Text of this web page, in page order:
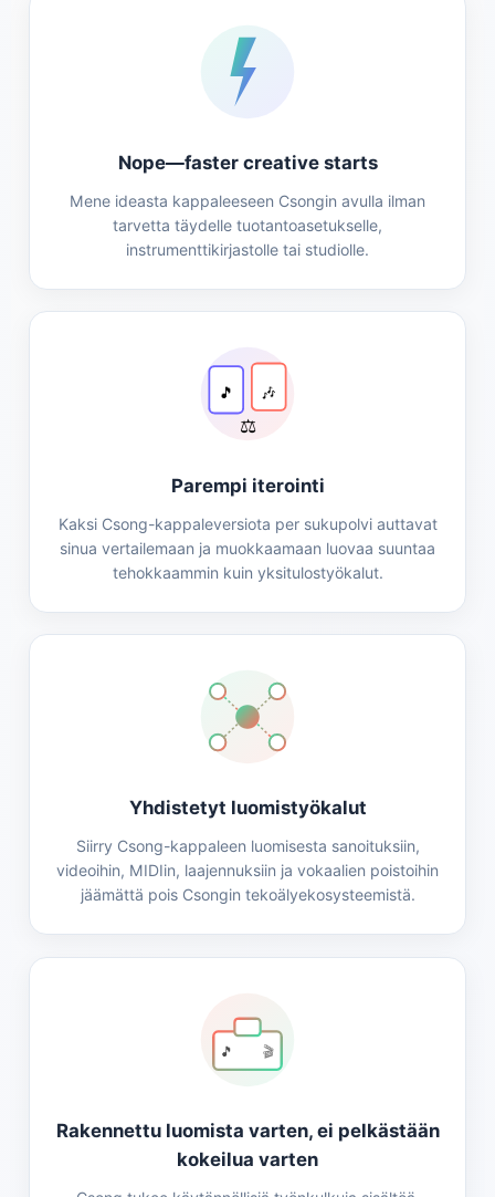
Nope—faster creative starts
Mene ideasta kappaleeseen Csongin avulla ilman
tarvetta täydelle tuotantoasetukselle,
instrumenttikirjastolle tai studiolle.
🎵 🎶
⚖️
Parempi iterointi
Kaksi Csong-kappaleversiota per sukupolvi auttavat
sinua vertailemaan ja muokkaamaan luovaa suuntaa
tehokkaammin kuin yksitulostyökalut.
Yhdistetyt luomistyökalut
Siirry Csong-kappaleen luomisesta sanoituksiin,
videoihin, MIDIin, laajennuksiin ja vokaalien poistoihin
jäämättä pois Csongin tekoälyekosysteemistä.
🎵 🎬
Rakennettu luomista varten, ei pelkästään
kokeilua varten